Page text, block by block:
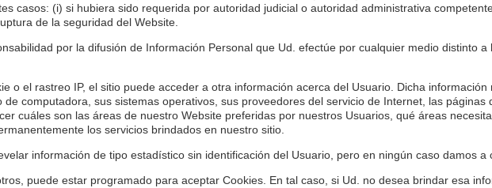
casos: (i) si hubiera sido requerida por autoridad judicial o autoridad administrativa
de la seguridad del Website.
por la difusión de Información Personal que Ud. efectúe por cualquier medio distinto
o el rastreo IP, el sitio puede acceder a otra información acerca del Usuario. Dicha
de computadora, sus sistemas operativos, sus proveedores del servicio de Internet, las
cuáles son las áreas de nuestro Website preferidas por nuestros Usuarios, qué áreas
los servicios brindados en nuestro sitio.
información de tipo estadístico sin identificación del Usuario, pero en ningún caso damos a
puede estar programado para aceptar Cookies. En tal caso, si Ud. no desea brindar esa